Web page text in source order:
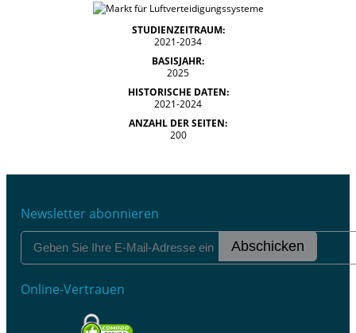
STUDIENZEITRAUM:
2021-2034
BASISJAHR:
2025
HISTORISCHE DATEN:
2021-2024
ANZAHL DER SEITEN:
200
Newsletter abonnieren
Abschicken
Online-Vertrauen